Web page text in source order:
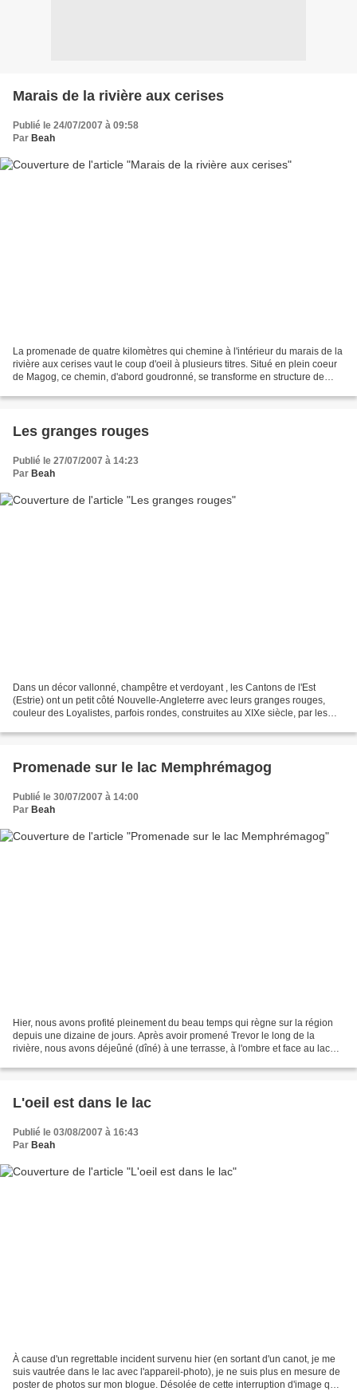
Marais de la rivière aux cerises
Publié le 24/07/2007 à 09:58
Par Beah
La promenade de quatre kilomètres qui chemine à l'intérieur du marais de la
rivière aux cerises vaut le coup d'oeil à plusieurs titres. Situé en plein coeur
de Magog, ce chemin, d'abord goudronné, se transforme en structure de
Les granges rouges
Publié le 27/07/2007 à 14:23
Par Beah
Dans un décor vallonné, champêtre et verdoyant , les Cantons de l'Est
(Estrie) ont un petit côté Nouvelle-Angleterre avec leurs granges rouges,
couleur des Loyalistes, parfois rondes, construites au XIXe siècle, par les
Promenade sur le lac Memphrémagog
Publié le 30/07/2007 à 14:00
Par Beah
Hier, nous avons profité pleinement du beau temps qui règne sur la région
depuis une dizaine de jours. Après avoir promené Trevor le long de la
rivière, nous avons déjeûné (dîné) à une terrasse, à l'ombre et face au lac
L'oeil est dans le lac
Publié le 03/08/2007 à 16:43
Par Beah
À cause d'un regrettable incident survenu hier (en sortant d'un canot, je me
suis vautrée dans le lac avec l'appareil-photo), je ne suis plus en mesure de
poster de photos sur mon blogue. Désolée de cette interruption d'image qui,